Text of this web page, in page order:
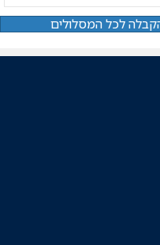
לכל המסלולים